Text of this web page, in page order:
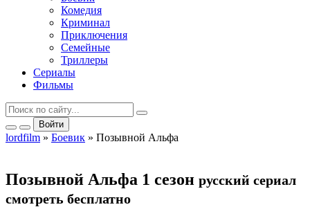
Комедия
Криминал
Приключения
Семейные
Триллеры
Сериалы
Фильмы
Войти
lordfilm » Боевик » Позывной Альфа
Позывной Альфа 1 сезон русский сериал
смотреть бесплатно